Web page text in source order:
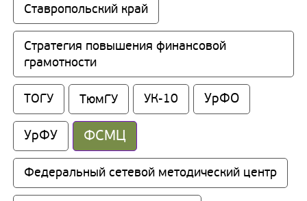
Ставропольский край
Стратегия повышения финансовой
грамотности
ТОГУ ТюмГУ УК-10 УрФО
УрФУ ФСМЦ
Федеральный сетевой методический центр